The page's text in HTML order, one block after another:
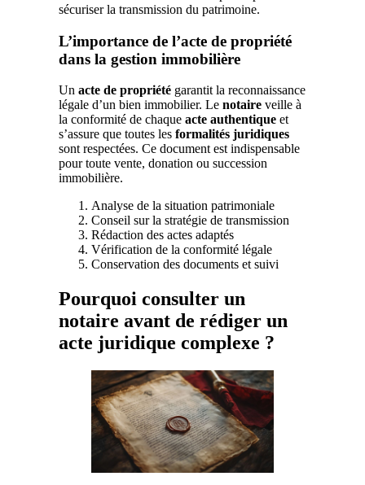
sécuriser la transmission du patrimoine.
L’importance de l’acte de propriété
dans la gestion immobilière
Un acte de propriété garantit la reconnaissance
légale d’un bien immobilier. Le notaire veille à
la conformité de chaque acte authentique et
s’assure que toutes les formalités juridiques
sont respectées. Ce document est indispensable
pour toute vente, donation ou succession
immobilière.
Analyse de la situation patrimoniale
Conseil sur la stratégie de transmission
Rédaction des actes adaptés
Vérification de la conformité légale
Conservation des documents et suivi
Pourquoi consulter un
notaire avant de rédiger un
acte juridique complexe ?